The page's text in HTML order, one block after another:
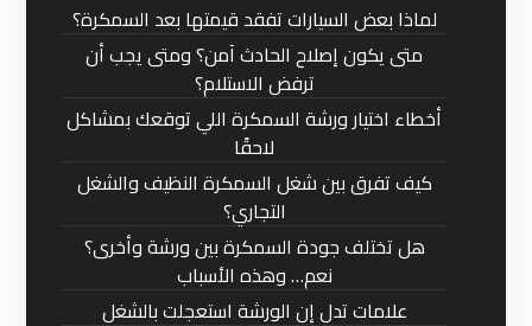
لماذا بعض السيارات تفقد قيمتها بعد السمكرة؟
متى يكون إصلاح الحادث آمن؟ ومتى يجب أن
ترفض الاستلام؟
أخطاء اختيار ورشة السمكرة اللي توقعك بمشاكل
لاحقًا
كيف تفرق بين شغل السمكرة النظيف والشغل
التجاري؟
هل تختلف جودة السمكرة بين ورشة وأخرى؟
نعم… وهذه الأسباب
علامات تدل إن الورشة استعجلت بالشغل